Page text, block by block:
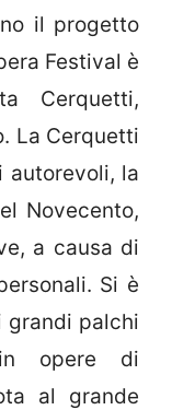
il progetto
Festival è
Cerquetti,
La Cerquetti
autorevoli, la
Novecento,
a causa di
Si è
grandi palchi
opere di
al grande